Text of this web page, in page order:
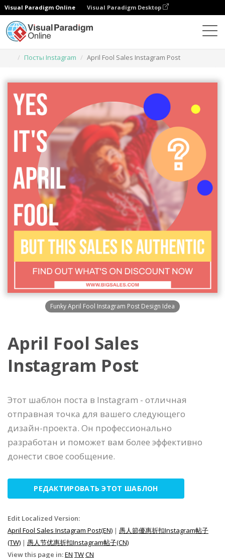
Visual Paradigm Online Visual Paradigm Desktop
Посты Instagram
April Fool Sales Instagram Post
Funky April Fool Instagram Post Design Idea
April Fool Sales
Instagram Post
Этот шаблон поста в Instagram - отличная
отправная точка для вашего следующего
дизайн-проекта. Он профессионально
разработан и поможет вам более эффективно
донести свое сообщение.
РЕДАКТИРОВАТЬ ЭТОТ ШАБЛОН
Edit Localized Version:
April Fool Sales Instagram Post(EN) | 愚人節優惠折扣Instagram帖子
(TW) | 愚人节优惠折扣Instagram帖子(CN)
View this page in:EN TWCN